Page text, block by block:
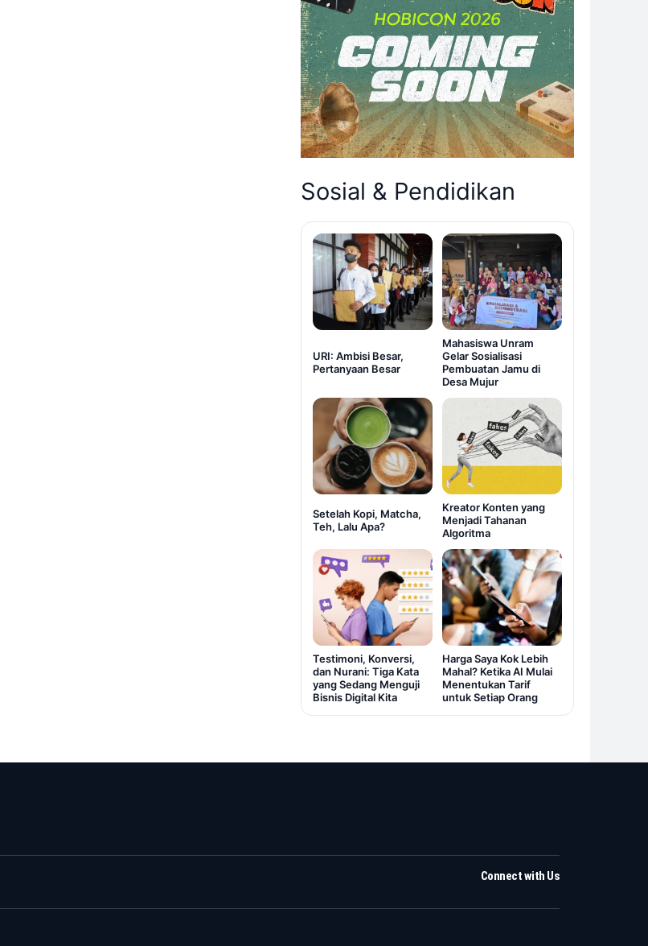
Sosial & Pendidikan
URI: Ambisi Besar,
Pertanyaan Besar
Mahasiswa Unram
Gelar Sosialisasi
Pembuatan Jamu di
Desa Mujur
Setelah Kopi, Matcha,
Teh, Lalu Apa?
Kreator Konten yang
Menjadi Tahanan
Algoritma
Testimoni, Konversi,
dan Nurani: Tiga Kata
yang Sedang Menguji
Bisnis Digital Kita
Harga Saya Kok Lebih
Mahal? Ketika AI Mulai
Menentukan Tarif
untuk Setiap Orang
Connect with Us